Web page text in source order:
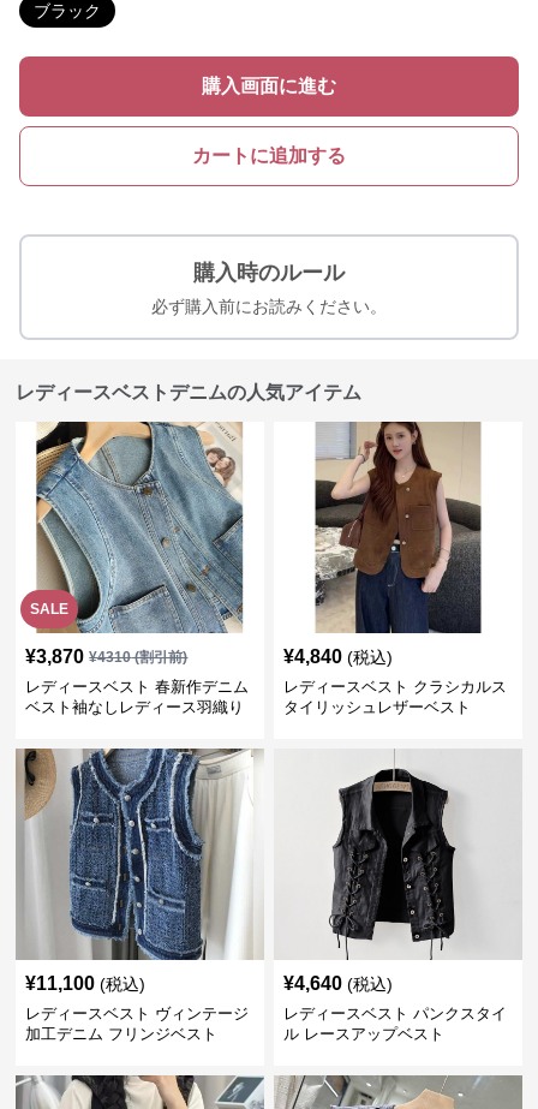
ブラック
購入画面に進む
カートに追加する
購入時のルール
必ず購入前にお読みください。
レディースベストデニムの人気アイテム
SALE
¥3,870 ¥4310(割引前)
レディースベスト 春新作デニム
ベスト袖なしレディース羽織り
¥4,840 (税込)
レディースベスト クラシカルス
タイリッシュレザーベスト
¥11,100 (税込)
レディースベスト ヴィンテージ
加工デニム フリンジベスト
¥4,640 (税込)
レディースベスト パンクスタイ
ル レースアップベスト